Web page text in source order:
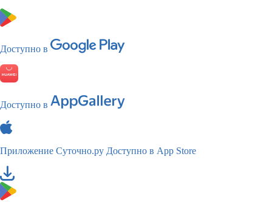
Доступно в
Доступно в
Приложение Суточно.ру Доступно в App Store